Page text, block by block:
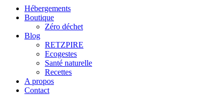
Hébergements
Boutique
Zéro déchet
Blog
RETZPIRE
Ecogestes
Santé naturelle
Recettes
A propos
Contact